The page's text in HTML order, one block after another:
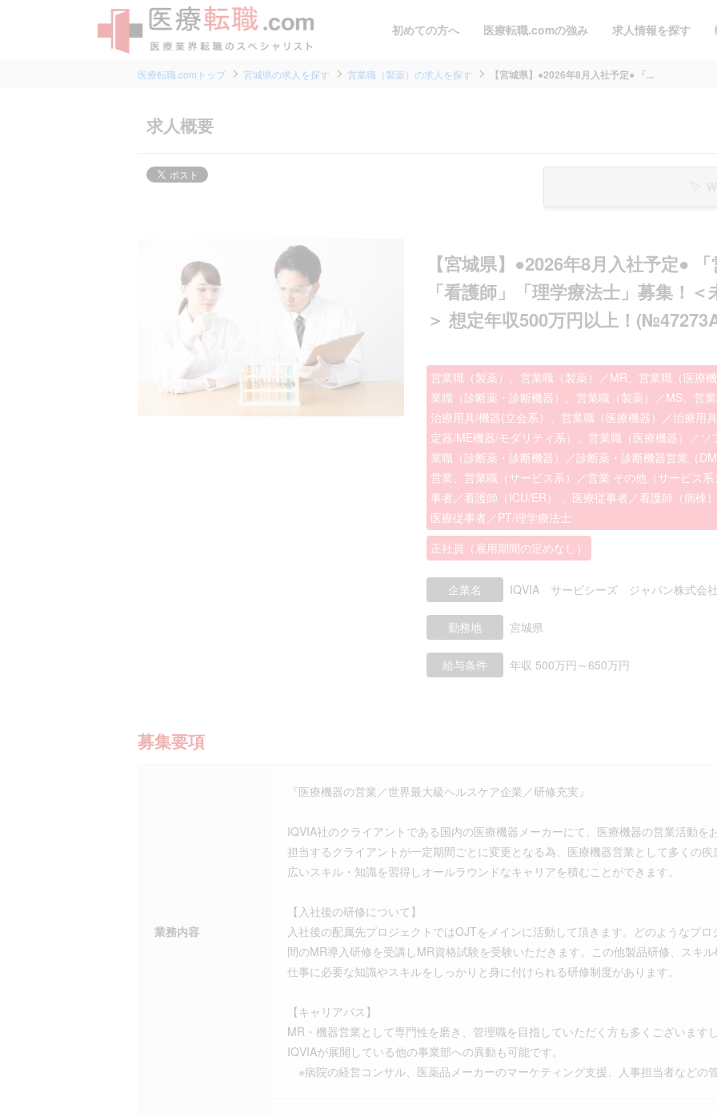
初めての方へ 医療転職.comの強み 求人情報を探す
医療転職.comトップ 宮城県の求人を探す 営業職（製薬）の求人を探す 【宮城県】●2026年8月入社予定● 「...
求人概要
【宮城県】●2026年8月入社予定●
「看護師」「理学療法士」募集！
＞ 想定年収500万円以上！
営業職（製薬）、営業職（製薬）／MR、営業職（医療
業職（診断薬・診断機器）、営業職（製薬）／MS、営
治療用具/機器(立会系）、営業職（医療機器）／治療用
定器/ME機器/モダリティ系）、営業職（医療機器）／
業職（診断薬・診断機器）／診断薬・診断機器営業（
営業、営業職（サービス系）／営業 その他（サービス
事者／看護師（ICU/ER） 、医療従事者／看護師（病棟
医療従事者／PT/理学療法士
正社員（雇用期間の定めなし）
企業名 IQVIA サービシーズ ジャパン株式会
勤務地 宮城県
給与条件 年収 500万円～650万円
募集要項
業務内容
『医療機器の営業／世界最大級ヘルスケア企業／研修充実』
IQVIA社のクライアントである国内の医療機器メーカーにて、医療機器の営業活動を
担当するクライアントが一定期間ごとに変更となる為、医療機器営業として多くの
広いスキル・知識を習得しオールラウンドなキャリアを積むことができます。
【入社後の研修について】
入社後の配属先プロジェクトではOJTをメインに活動して頂きます。どのようなプ
間のMR導入研修を受講しMR資格試験を受験いただきます。この他製品研修、スキ
仕事に必要な知識やスキルをしっかりと身に付けられる研修制度があります。
【キャリアパス】
MR・機器営業として専門性を磨き、管理職を目指していただく方も多くございます
IQVIAが展開している他の事業部への異動も可能です。
※病院の経営コンサル、医薬品メーカーのマーケティング支援、人事担当者などの